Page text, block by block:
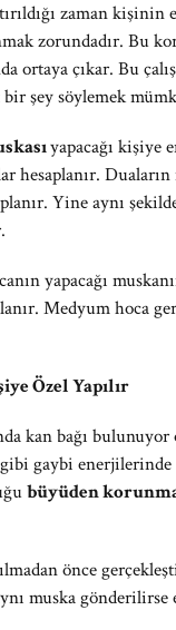
zaman
zorundadır. Bu
ortaya çıkar. Bu
bir şey söylemek
yapacağı kişiye
Yine aynı
yapacağı
Medyum hoca
Özel Yapılır
kan bağı bulunuyor
gaybi
büyüden
önce
muska